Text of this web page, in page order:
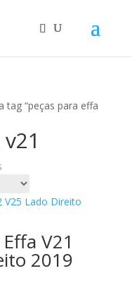
“peças para effa
V21
2019